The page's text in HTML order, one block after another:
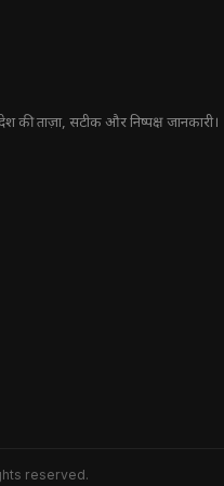
ताज़ा, सटीक और निष्पक्ष जानकारी।
reserved.